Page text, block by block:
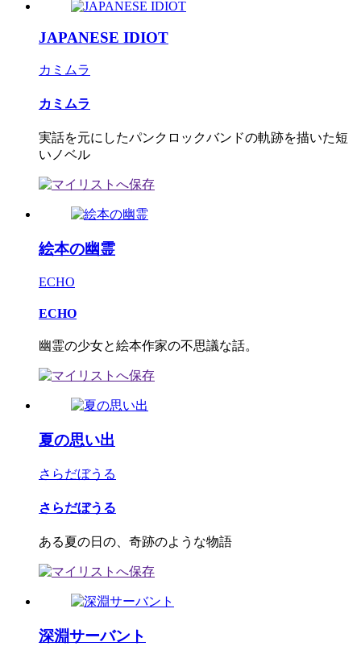
JAPANESE IDIOT
カミムラ
カミムラ
実話を元にしたパンクロックバンドの軌跡を描いた短
いノベル
絵本の幽霊
ECHO
ECHO
幽霊の少女と絵本作家の不思議な話。
夏の思い出
さらだぼうる
さらだぼうる
ある夏の日の、奇跡のような物語
深淵サーバント